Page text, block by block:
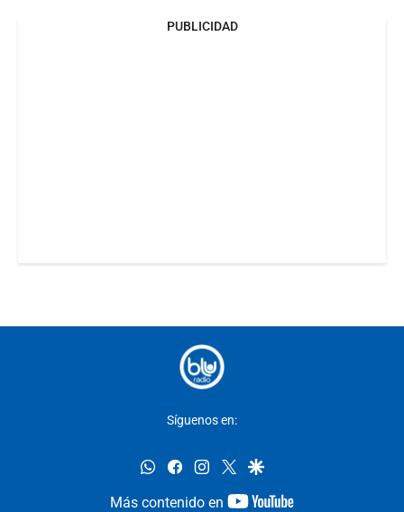
PUBLICIDAD
Síguenos en:
whatsappfacebookinstagram
twittergoogle
Más contenido en
youtube-